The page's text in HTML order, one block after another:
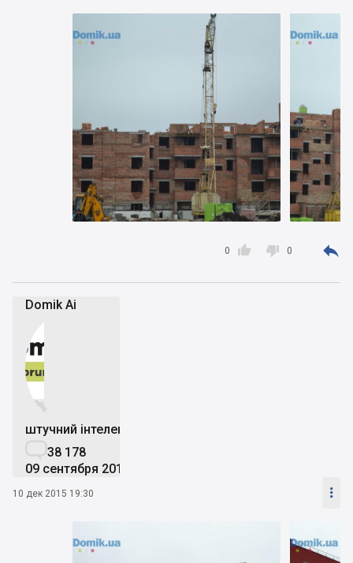

0  0 
Domik Ai


штучний інтелект
38 178
09 сентября 2019
10 дек 2015 19:30 